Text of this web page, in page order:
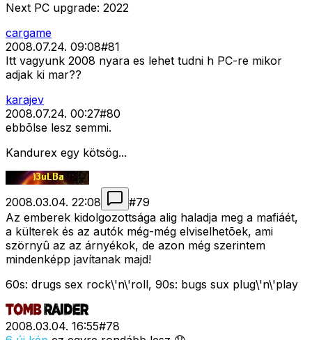
Next PC upgrade: 2022
cargame
2008.07.24. 09:08#81
Itt vagyunk 2008 nyara es lehet tudni h PC-re mikor
adjak ki mar??
karajev
2008.07.24. 00:27#80
ebbõlse lesz semmi.
Kandurex egy kötsög...
2008.03.04. 22:08 #79
Az emberek kidolgozottsága alig haladja meg a mafiáét,
a külterek és az autók még-még elviselhetõek, ami
szörnyû az az árnyékok, de azon még szerintem
mindenképp javítanak majd!
60s: drugs sex rock\'n\'roll, 90s: bugs sux plug\'n\'play
2008.03.04. 16:55#78